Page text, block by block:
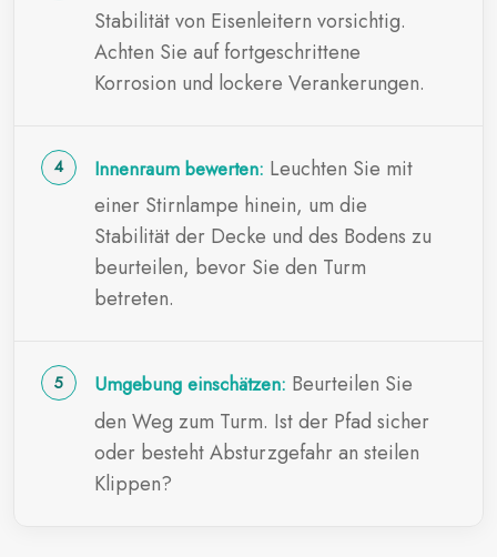
Stabilität von Eisenleitern vorsichtig.
Achten Sie auf fortgeschrittene
Korrosion und lockere Verankerungen.
Innenraum bewerten: Leuchten Sie mit
einer Stirnlampe hinein, um die
Stabilität der Decke und des Bodens zu
beurteilen, bevor Sie den Turm
betreten.
Umgebung einschätzen: Beurteilen Sie
den Weg zum Turm. Ist der Pfad sicher
oder besteht Absturzgefahr an steilen
Klippen?